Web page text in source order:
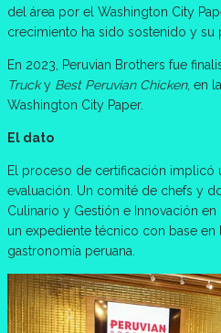
del área por el Washington City
crecimiento ha sido sostenido y su
En 2023, Peruvian Brothers fue
Trucky Best Peruvian Chicken, en
Washington City Paper.
El dato
El proceso de certificación implicó
evaluación. Un comité de chefs y
Culinario y Gestión e Innovación
un expediente técnico con base en
gastronomía peruana.